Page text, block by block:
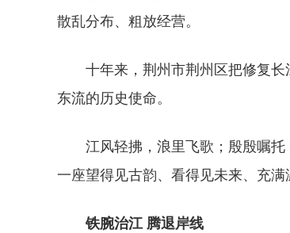
散乱分布、粗放经营。
十年来，荆州市荆州区把修复
东流的历史使命。
江风轻拂，浪里飞歌；殷殷嘱托
一座望得见古韵、看得见未来、充满
铁腕治江 腾退岸线